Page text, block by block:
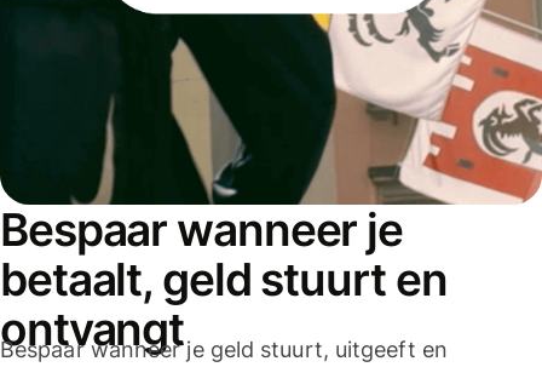
Bespaar wanneer je
betaalt, geld stuurt en
ontvangt
Bespaar wanneer je geld stuurt, uitgeeft en